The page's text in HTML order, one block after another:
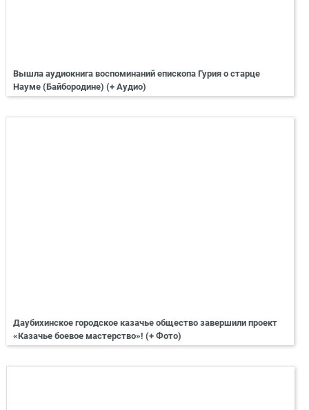
Вышла аудиокнига воспоминаний епископа Гурия о старце
Науме (Байбородине) (+ Аудио)
Даубихинское городское казачье общество завершили проект
«Казачье боевое мастерство»! (+ Фото)